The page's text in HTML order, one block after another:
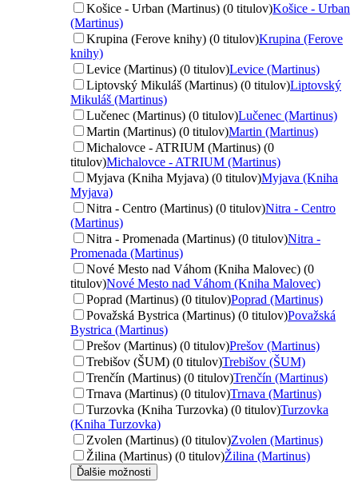
Košice - Urban (Martinus) (0 titulov)Košice - Urban
(Martinus)
Krupina (Ferove knihy) (0 titulov)Krupina (Ferove
knihy)
Levice (Martinus) (0 titulov)Levice (Martinus)
Liptovský Mikuláš (Martinus) (0 titulov)Liptovský
Mikuláš (Martinus)
Lučenec (Martinus) (0 titulov)Lučenec (Martinus)
Martin (Martinus) (0 titulov)Martin (Martinus)
Michalovce - ATRIUM (Martinus) (0
titulov)Michalovce - ATRIUM (Martinus)
Myjava (Kniha Myjava) (0 titulov)Myjava (Kniha
Myjava)
Nitra - Centro (Martinus) (0 titulov)Nitra - Centro
(Martinus)
Nitra - Promenada (Martinus) (0 titulov)Nitra -
Promenada (Martinus)
Nové Mesto nad Váhom (Kniha Malovec) (0
titulov)Nové Mesto nad Váhom (Kniha Malovec)
Poprad (Martinus) (0 titulov)Poprad (Martinus)
Považská Bystrica (Martinus) (0 titulov)Považská
Bystrica (Martinus)
Prešov (Martinus) (0 titulov)Prešov (Martinus)
Trebišov (ŠUM) (0 titulov)Trebišov (ŠUM)
Trenčín (Martinus) (0 titulov)Trenčín (Martinus)
Trnava (Martinus) (0 titulov)Trnava (Martinus)
Turzovka (Kniha Turzovka) (0 titulov)Turzovka
(Kniha Turzovka)
Zvolen (Martinus) (0 titulov)Zvolen (Martinus)
Žilina (Martinus) (0 titulov)Žilina (Martinus)
Ďalšie možnosti